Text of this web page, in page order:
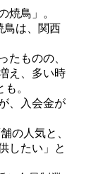
焼鳥」。
鳥は、関西
たものの、
え、多い時
。
、入会金が
の人気と、
したい」と